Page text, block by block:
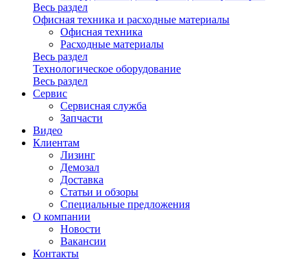
Весь раздел
Офисная техника и расходные материалы
Офисная техника
Расходные материалы
Весь раздел
Технологическое оборудование
Весь раздел
Сервис
Сервисная служба
Запчасти
Видео
Клиентам
Лизинг
Демозал
Доставка
Статьи и обзоры
Специальные предложения
О компании
Новости
Вакансии
Контакты